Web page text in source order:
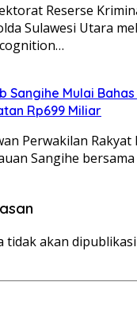
Reserse
Sulawesi Utara
Sangihe Mulai Bahas
Rp699 Miliar
Perwakilan Rakyat
Sangihe
tidak akan